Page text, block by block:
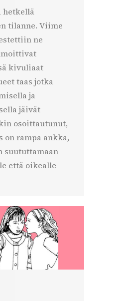
hetkellä
tilanne. Viime
ne
kivuliaat
taas jotka
ja
jäivät
osoittautunut,
rampa ankka,
suututtamaan
että oikealle